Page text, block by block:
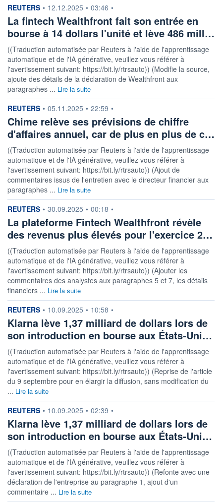
information fournie par
REUTERS • 12.12.2025 • 03:46 •
La fintech Wealthfront fait son entrée en
bourse à 14 dollars l'unité et lève 486 mill…
((Traduction automatisée par Reuters à l'aide de l'apprentissage
automatique et de l'IA générative, veuillez vous référer à
l'avertissement suivant: https://bit.ly/rtrsauto)) (Modifie la source,
ajoute des détails de la déclaration de Wealthfront aux
paragraphes ... Lire la suite
information fournie par
REUTERS • 05.11.2025 • 22:59 •
Chime relève ses prévisions de chiffre
d'affaires annuel, car de plus en plus de c…
((Traduction automatisée par Reuters à l'aide de l'apprentissage
automatique et de l'IA générative, veuillez vous référer à
l'avertissement suivant: https://bit.ly/rtrsauto)) (Ajout de
commentaires issus de l'entretien avec le directeur financier aux
paragraphes ... Lire la suite
information fournie par
REUTERS • 30.09.2025 • 00:18 •
La plateforme Fintech Wealthfront révèle
des revenus plus élevés pour l'exercice 2…
((Traduction automatisée par Reuters à l'aide de l'apprentissage
automatique et de l'IA générative, veuillez vous référer à
l'avertissement suivant: https://bit.ly/rtrsauto)) (Ajouter les
commentaires des analystes aux paragraphes 5 et 7, les détails
financiers ... Lire la suite
information fournie par
REUTERS • 10.09.2025 • 10:58 •
Klarna lève 1,37 milliard de dollars lors de
son introduction en bourse aux États-Uni…
((Traduction automatisée par Reuters à l'aide de l'apprentissage
automatique et de l'IA générative, veuillez vous référer à
l'avertissement suivant: https://bit.ly/rtrsauto)) (Reprise de l'article
du 9 septembre pour en élargir la diffusion, sans modification du
... Lire la suite
information fournie par
REUTERS • 10.09.2025 • 02:39 •
Klarna lève 1,37 milliard de dollars lors de
son introduction en bourse aux États-Uni…
((Traduction automatisée par Reuters à l'aide de l'apprentissage
automatique et de l'IA générative, veuillez vous référer à
l'avertissement suivant: https://bit.ly/rtrsauto)) (Refonte avec une
déclaration de l'entreprise au paragraphe 1, ajout d'un
commentaire ... Lire la suite